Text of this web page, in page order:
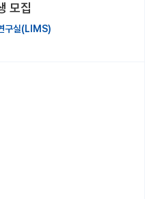
모집
구실(LIMS)